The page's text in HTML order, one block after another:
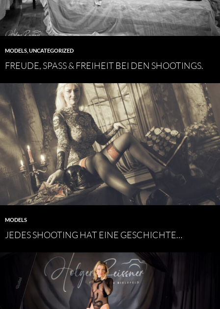
MODELS UNCATEGORIZED
FREUDE, SPASS & FREIHEIT BEI DEN SHOOTINGS.
MODELS
JEDES SHOOTING HAT EINE GESCHICHTE…